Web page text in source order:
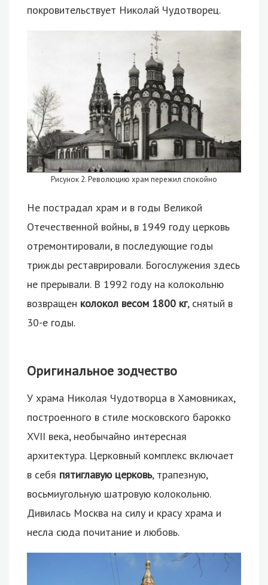
покровительствует Николай Чудотворец.
Рисунок 2. Революцию храм пережил спокойно
Не пострадал храм и в годы Великой
Отечественной войны, в 1949 году церковь
отремонтировали, в последующие годы
трижды реставрировали. Богослужения здесь
не прерывали. В 1992 году на колокольню
возвращен колокол весом 1800 кг, снятый в
30-е годы.
Оригинальное зодчество
У храма Николая Чудотворца в Хамовниках,
построенного в стиле московского барокко
XVII века, необычайно интересная
архитектура. Церковный комплекс включает
в себя пятиглавую церковь, трапезную,
восьмиугольную шатровую колокольню.
Дивилась Москва на силу и красу храма и
несла сюда почитание и любовь.